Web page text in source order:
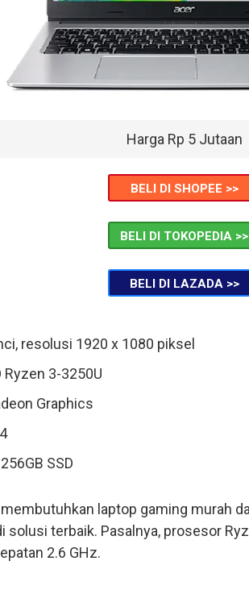
Harga Rp 5 Jutaan
BELI DI SHOPEE >>
BELI DI TOKOPEDIA >>
BELI DI LAZADA >>
resolusi 1920 x 1080 piksel
Ryzen 3-3250U
Graphics
256GB SSD
laptop gaming murah
solusi terbaik. Pasalnya, prosesor
2.6 GHz.